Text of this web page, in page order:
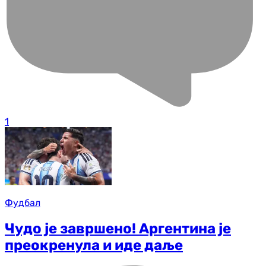
1
Фудбал
Чудо је завршено! Аргентина је
преокренула и иде даље